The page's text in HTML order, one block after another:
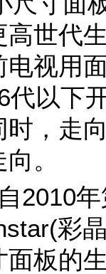
世代
视用
代以下
，走
。
年
彩
板的